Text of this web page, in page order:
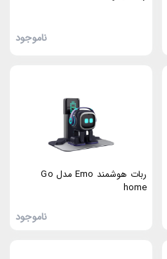
ناموجود
ربات هوشمند Emo مدل Go
home
ناموجود